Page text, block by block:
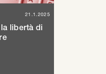
21.1.2025
libertà di